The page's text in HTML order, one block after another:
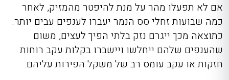
אם לא תפעלו מהר על מנת להיפטר מהמזיק, לאחר
כמה שבועות זחלי סס הנמר יעברו לענפים עבים יותר.
כתוצאה מכך ייגרם נזק בלתי הפיך לעצים, משום
שהענפים שלהם ייחלשו ויישברו בקלות עקב רוחות
חזקות או עקב עומס רב של משקל הפירות עליהם.